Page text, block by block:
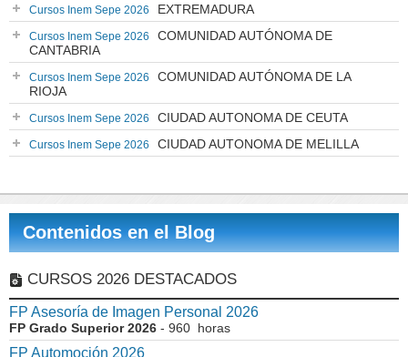
Cursos Inem Sepe 2026 EXTREMADURA
Cursos Inem Sepe 2026
COMUNIDAD AUTÓNOMA DE
CANTABRIA
Cursos Inem Sepe 2026
COMUNIDAD AUTÓNOMA DE LA
RIOJA
Cursos Inem Sepe 2026 CIUDAD AUTONOMA DE CEUTA
Cursos Inem Sepe 2026 CIUDAD AUTONOMA DE MELILLA
Contenidos en el Blog
CURSOS 2026 DESTACADOS
FP Asesoría de Imagen Personal 2026
FP Grado Superior 2026 - 960 horas
FP Automoción 2026